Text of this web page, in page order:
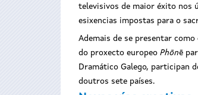
televisivos de maior éxito nos
esixencias impostas para o
Ademais de se presentar
do proxecto europeo Phōnē
Dramático Galego, participan
doutros sete países.